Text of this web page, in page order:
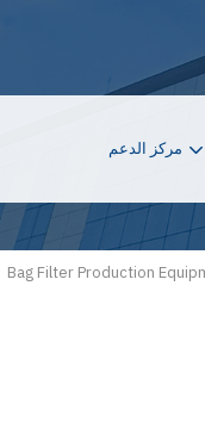
مركز الدعم
Bag Filter Production